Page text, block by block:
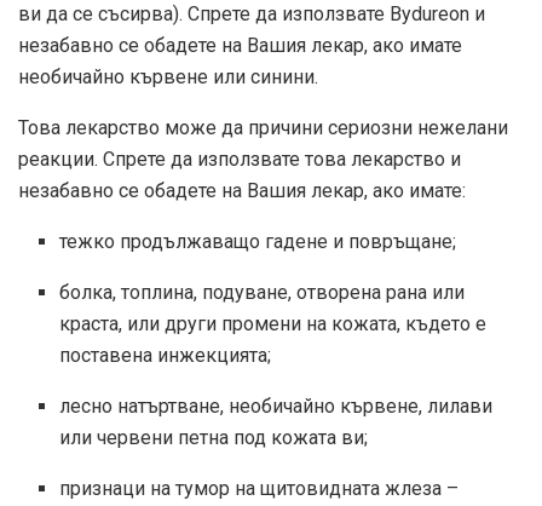
ви да се съсирва). Спрете да използвате Bydureon и
незабавно се обадете на Вашия лекар, ако имате
необичайно кървене или синини.
Това лекарство може да причини сериозни нежелани
реакции. Спрете да използвате това лекарство и
незабавно се обадете на Вашия лекар, ако имате:
тежко продължаващо гадене и повръщане;
болка, топлина, подуване, отворена рана или
краста, или други промени на кожата, където е
поставена инжекцията;
лесно натъртване, необичайно кървене, лилави
или червени петна под кожата ви;
признаци на тумор на щитовидната жлеза –